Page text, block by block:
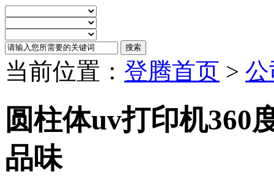
当前位置： 登腾首页 >
圆柱体uv打印机360
品味